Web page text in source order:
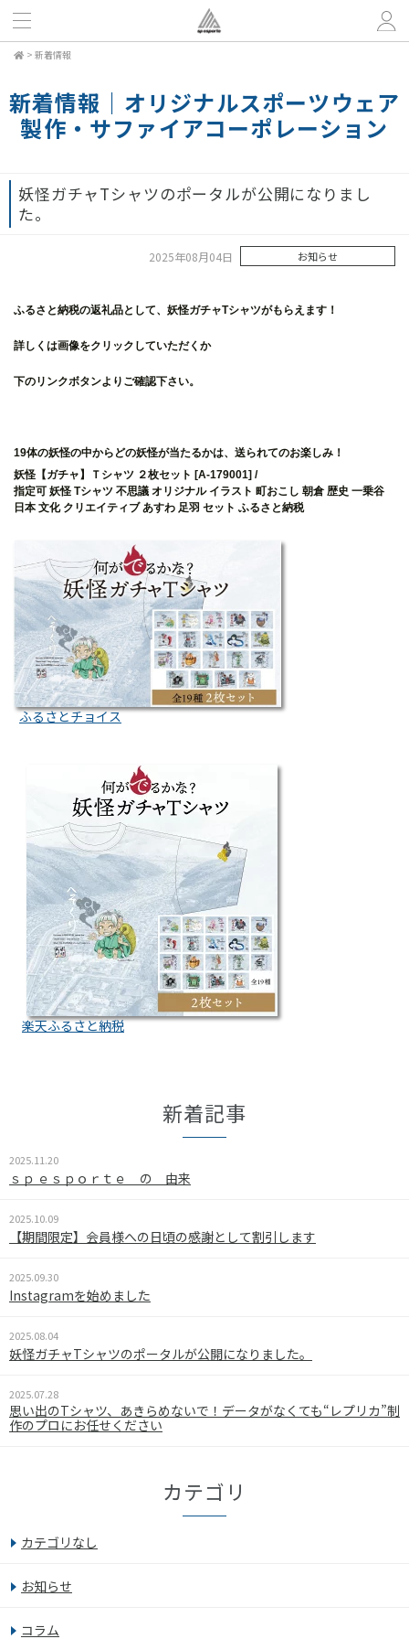
> 新着情報
新着情報｜オリジナルスポーツウェア
製作・サファイアコーポレーション
妖怪ガチャTシャツのポータルが公開になりまし
た。
2025年08月04日 お知らせ
ふるさと納税の返礼品として、妖怪ガチャTシャツがもらえます！
詳しくは画像をクリックしていただくか
下のリンクボタンよりご確認下さい。
19体の妖怪の中からどの妖怪が当たるかは、送られてのお楽しみ！
妖怪【ガチャ】Ｔシャツ ２枚セット [A-179001] /
指定可 妖怪 Tシャツ 不思議 オリジナル イラスト 町おこし 朝倉 歴史 一乗谷
日本 文化 クリエイティブ あすわ 足羽 セット ふるさと納税
ふるさとチョイス
楽天ふるさと納税
新着記事
2025.11.20
ｓｐ ｅｓｐｏｒｔｅ の 由来
2025.10.09
【期間限定】会員様への日頃の感謝として割引します
2025.09.30
Instagramを始めました
2025.08.04
妖怪ガチャTシャツのポータルが公開になりました。
2025.07.28
思い出のTシャツ、あきらめないで！データがなくても“レプリカ”制
作のプロにお任せください
カテゴリ
カテゴリなし
お知らせ
コラム